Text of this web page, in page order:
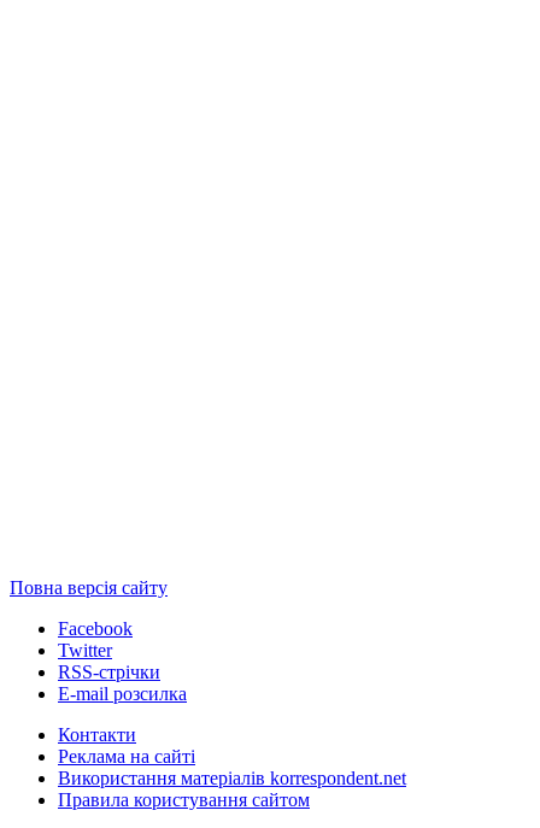
Повна версія сайту
Facebook
Twitter
RSS-стрічки
E-mail розсилка
Контакти
Реклама на сайті
Використання матеріалів korrespondent.net
Правила користування сайтом